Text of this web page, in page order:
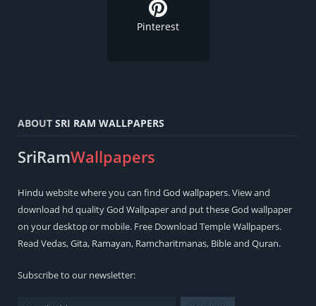
Pinterest
ABOUT SRI RAM WALLPAPERS
SriRamWallpapers
Hindu website where you can find God wallpapers. View and
download hd quality God Wallpaper and put these God wallpaper
on your desktop or mobile. Free Download Temple Wallpapers.
Read Vedas,Gita, Ramayan, Ramcharitmanas, Bibleand Quran.
Subscribe to our newsletter: